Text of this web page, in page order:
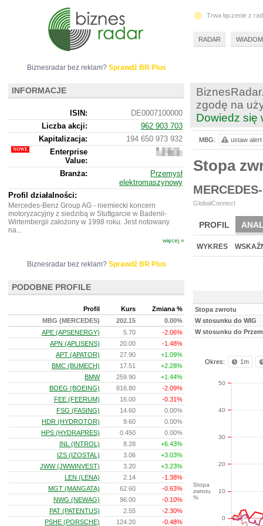
zgodę na
Dowiedz się
Stopa
GlobalConnect
PROFIL
BR LAB
WYKRES
Stopa zwrotu
W stosunku do WIG
W stosunku do
Okres: 1m
Stopa
zwrotu
%
0
10
20
30
40
50
MBG: ustaw alert
Biznesradar bez reklam? Sprawdź BR Plus
INFORMACJE
ISIN:
DE0007100000
Liczba akcji:
962 903 703
Kapitalizacja:
194 650 973 932
Enterprise
Value:
614
261
432
Branża:
Przemysł
elektromaszynowy
Profil działalności:
Mercedes-Benz Group AG - niemiecki koncern
motoryzacyjny z siedzibą w Stuttgarcie w Badenii-
Wirtembergii założony w 1998 roku. Jest notowany
na...
więcej »
Biznesradar bez reklam? Sprawdź BR Plus
PODOBNE PROFILE
Profil Kurs
Zmiana %
MBG (MERCEDES)
202.15
0.00%
APE (APSENERGY)
5.70
-2.06%
APN (APLISENS)
20.00
-1.48%
APT (APATOR)
27.90
+1.09%
BMC (BUMECH)
17.51
+2.28%
BMW
259.90
+1.44%
BOEG (BOEING)
816.80
-2.09%
FEE (FEERUM)
16.00
-0.31%
FSG (FASING)
14.60
0.00%
HDR (HYDROTOR)
9.60
0.00%
HPS (HYDRAPRES)
0.450
0.00%
INL (INTROL)
8.28
+6.43%
IZS (IZOSTAL)
3.06
+3.03%
JWW (JWWINVEST)
3.20
+3.23%
LEN (LENA)
2.14
-1.38%
MGT (MANGATA)
62.60
-0.63%
NWG (NEWAG)
96.00
-0.10%
PAT (PATENTUS)
2.55
-2.30%
PSHE (PORSCHE)
124.20
-0.48%
Trwa łączenie z
RADAR